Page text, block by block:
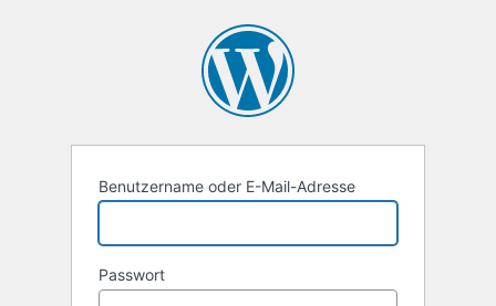
Benutzername oder E-Mail-Adresse
Passwort